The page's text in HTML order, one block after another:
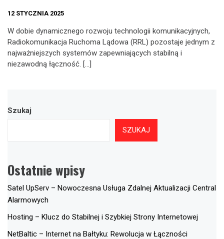
12 STYCZNIA 2025
W dobie dynamicznego rozwoju technologii komunikacyjnych,
Radiokomunikacja Ruchoma Lądowa (RRL) pozostaje jednym z
najważniejszych systemów zapewniających stabilną i
niezawodną łączność. […]
Szukaj
SZUKAJ
Ostatnie wpisy
Satel UpServ – Nowoczesna Usługa Zdalnej Aktualizacji Central
Alarmowych
Hosting – Klucz do Stabilnej i Szybkiej Strony Internetowej
NetBaltic – Internet na Bałtyku: Rewolucja w Łączności